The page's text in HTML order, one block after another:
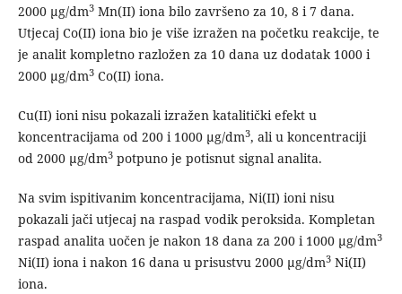
2000 µg/dm3Mn(II) iona bilo završeno za 10, 8 i 7 dana.
Utjecaj Co(II) iona bio je više izražen na početku reakcije, te
je analit kompletno razložen za 10 dana uz dodatak 1000 i
2000 µg/dm3Co(II) iona.
Cu(II) ioni nisu pokazali izražen katalitički efekt u
koncentracijama od 200 i 1000 µg/dm3, ali u koncentraciji
od 2000 µg/dm3potpuno je potisnut signal analita.
Na svim ispitivanim koncentracijama, Ni(II) ioni nisu
pokazali jači utjecaj na raspad vodik peroksida. Kompletan
raspad analita uočen je nakon 18 dana za 200 i 1000 µg/dm3
Ni(II) iona i nakon 16 dana u prisustvu 2000 µg/dm3Ni(II)
iona.